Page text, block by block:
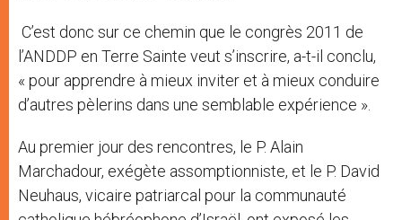
C’est donc sur ce chemin que le congrès 2011 de
l’ANDDP en Terre Sainte veut s’inscrire, a-t-il conclu,
« pour apprendre à mieux inviter et à mieux conduire
d’autres pèlerins dans une semblable expérience ».
Au premier jour des rencontres, le P. Alain
Marchadour, exégète assomptionniste, et le P. David
Neuhaus, vicaire patriarcal pour la communauté